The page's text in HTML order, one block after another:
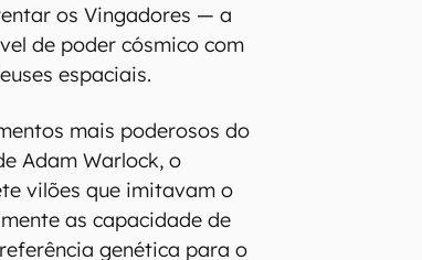
os Vingadores — a
de poder cósmico com
espaciais.
mais poderosos do
Adam Warlock, o
vilões que imitavam o
as capacidade de
genética para o